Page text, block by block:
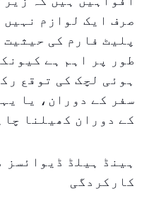
صرف ایک لوازم
پلیٹ فارم کی
طور پر اہم ہے
ہوئی لچک کی توقع
سفر کے دوران، یا
کے دوران کھیلنا
ہینڈ ہیلڈ ڈیوائسز
کارکردگی